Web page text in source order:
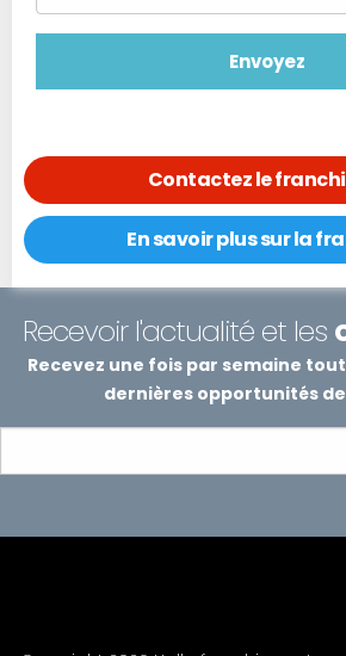
Contactez le
En savoir plus sur la
Recevoir l'actualité et les
Recevez une fois par semaine
dernières opportunités